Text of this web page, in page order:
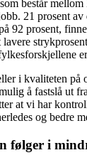
består
21 prosent
92 prosent,
i kvaliteten
å fastslå ut
at vi har
og bedre
følger i